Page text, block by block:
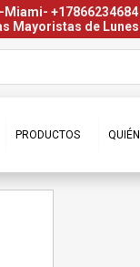
Miami- +17866234684
Mayoristas de Lunes
PRODUCTOS